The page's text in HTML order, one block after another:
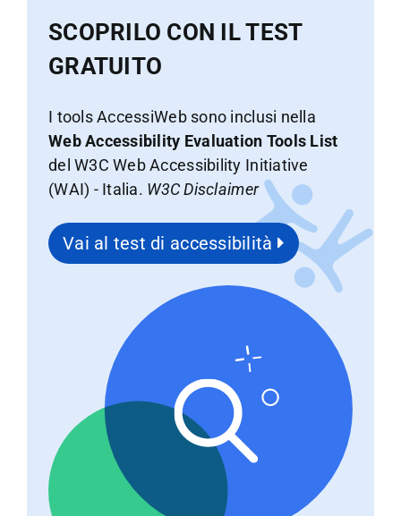
SCOPRILO CON IL TEST
GRATUITO
I tools AccessiWeb sono inclusi nella
Web Accessibility Evaluation Tools List
del W3C Web Accessibility Initiative
(WAI) - Italia. W3C Disclaimer
Vai al test di accessibilità